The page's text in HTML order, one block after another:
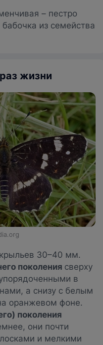
– пестро
из семейства
жизни
30–40 мм.
поколения сверху
в
а снизу с белым
оранжевом фоне.
поколения
они почти
и мелкими